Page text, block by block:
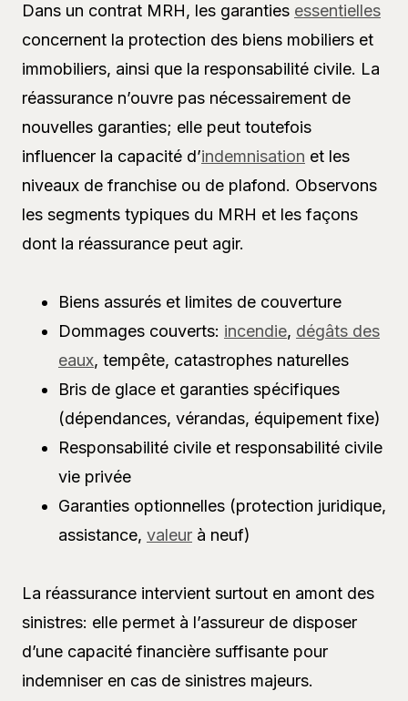
Dans un contrat MRH, les garanties essentielles
concernent la protection des biens mobiliers et
immobiliers, ainsi que la responsabilité civile. La
réassurance n’ouvre pas nécessairement de
nouvelles garanties; elle peut toutefois
influencer la capacité d’indemnisation et les
niveaux de franchise ou de plafond. Observons
les segments typiques du MRH et les façons
dont la réassurance peut agir.
Biens assurés et limites de couverture
Dommages couverts: incendie, dégâts des
eaux, tempête, catastrophes naturelles
Bris de glace et garanties spécifiques
(dépendances, vérandas, équipement fixe)
Responsabilité civile et responsabilité civile
vie privée
Garanties optionnelles (protection juridique,
assistance, valeur à neuf)
La réassurance intervient surtout en amont des
sinistres: elle permet à l’assureur de disposer
d’une capacité financière suffisante pour
indemniser en cas de sinistres majeurs.